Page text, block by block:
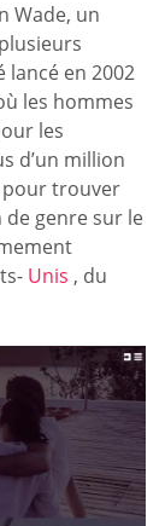
Wade, un
lancé en 2002
les hommes
les
d’un million
trouver
genre sur le
Unis , du